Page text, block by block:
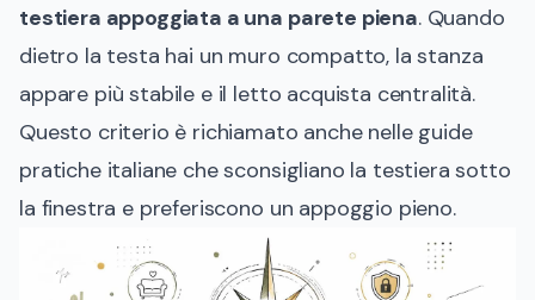
testiera appoggiata a una parete piena. Quando
dietro la testa hai un muro compatto, la stanza
appare più stabile e il letto acquista centralità.
Questo criterio è richiamato anche nelle guide
pratiche italiane che sconsigliano la testiera sotto
la finestra e preferiscono un appoggio pieno.